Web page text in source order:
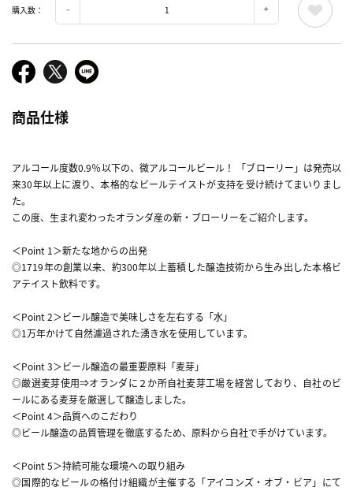
購入数：
商品仕様
アルコール度数0.9％以下の、微アルコールビール！ 「ブローリー」は発売以
来30年以上に渡り、本格的なビールテイストが支持を受け続けてまいりまし
た。
この度、生まれ変わったオランダ産の新・ブローリーをご紹介します。
＜Point 1＞新たな地からの出発
◎1719年の創業以来、約300年以上蓄積した醸造技術から生み出した本格ビ
アテイスト飲料です。
＜Point 2＞ビール醸造で美味しさを左右する「水」
◎1万年かけて自然濾過された湧き水を使用しています。
＜Point 3＞ビール醸造の最重要原料「麦芽」
◎厳選麦芽使用⇒オランダに２か所自社麦芽工場を経営しており、自社のビ
ールにある麦芽を厳選して醸造しました。
＜Point 4＞品質へのこだわり
◎ビール醸造の品質管理を徹底するため、原料から自社で手がけています。
＜Point 5＞持続可能な環境への取り組み
◎国際的なビールの格付け組織が主催する「アイコンズ・オブ・ビア」にて